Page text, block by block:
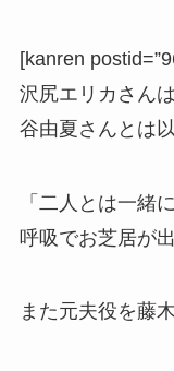
[kanren
沢尻エリカさん
谷由夏さんとは
「二人とは一緒
呼吸でお芝居が
また元夫役を藤